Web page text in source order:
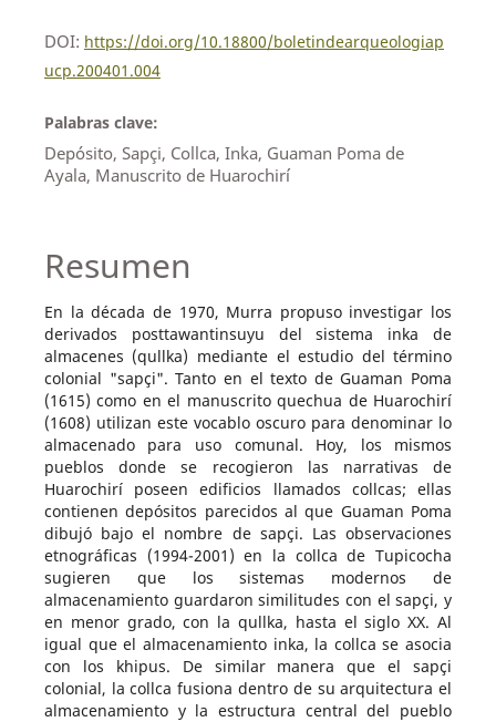
DOI: https://doi.org/10.18800/boletindearqueologiap
ucp.200401.004
Palabras clave:
Depósito, Sapçi, Collca, Inka, Guaman Poma de
Ayala, Manuscrito de Huarochirí
Resumen
En la década de 1970, Murra propuso investigar los
derivados posttawantinsuyu del sistema inka de
almacenes (qullka) mediante el estudio del término
colonial "sapçi". Tanto en el texto de Guaman Poma
(1615) como en el manuscrito quechua de Huarochirí
(1608) utilizan este vocablo oscuro para denominar lo
almacenado para uso comunal. Hoy, los mismos
pueblos donde se recogieron las narrativas de
Huarochirí poseen edificios llamados collcas; ellas
contienen depósitos parecidos al que Guaman Poma
dibujó bajo el nombre de sapçi. Las observaciones
etnográficas (1994-2001) en la collca de Tupicocha
sugieren que los sistemas modernos de
almacenamiento guardaron similitudes con el sapçi, y
en menor grado, con la qullka, hasta el siglo XX. Al
igual que el almacenamiento inka, la collca se asocia
con los khipus. De similar manera que el sapçi
colonial, la collca fusiona dentro de su arquitectura el
almacenamiento y la estructura central del pueblo